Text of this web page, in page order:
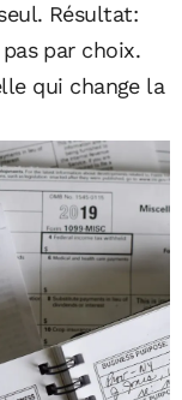
Résultat:
par choix.
qui change la